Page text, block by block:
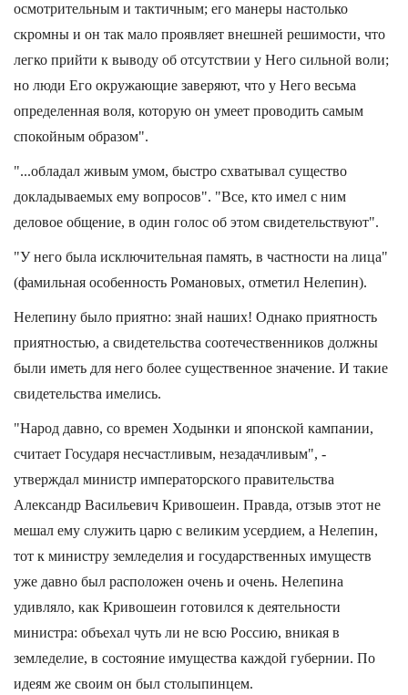
осмотрительным и тактичным; его манеры настолько
скромны и он так мало проявляет внешней решимости, что
легко прийти к выводу об отсутствии у Него сильной воли;
но люди Его окружающие заверяют, что у Него весьма
определенная воля, которую он умеет проводить самым
спокойным образом".
"...обладал живым умом, быстро схватывал существо
докладываемых ему вопросов". "Все, кто имел с ним
деловое общение, в один голос об этом свидетельствуют".
"У него была исключительная память, в частности на лица"
(фамильная особенность Романовых, отметил Нелепин).
Нелепину было приятно: знай наших! Однако приятность
приятностью, а свидетельства соотечественников должны
были иметь для него более существенное значение. И такие
свидетельства имелись.
"Народ давно, со времен Ходынки и японской кампании,
считает Государя несчастливым, незадачливым", -
утверждал министр императорского правительства
Александр Васильевич Кривошеин. Правда, отзыв этот не
мешал ему служить царю с великим усердием, а Нелепин,
тот к министру земледелия и государственных имуществ
уже давно был расположен очень и очень. Нелепина
удивляло, как Кривошеин готовился к деятельности
министра: объехал чуть ли не всю Россию, вникая в
земледелие, в состояние имущества каждой губернии. По
идеям же своим он был столыпинцем.